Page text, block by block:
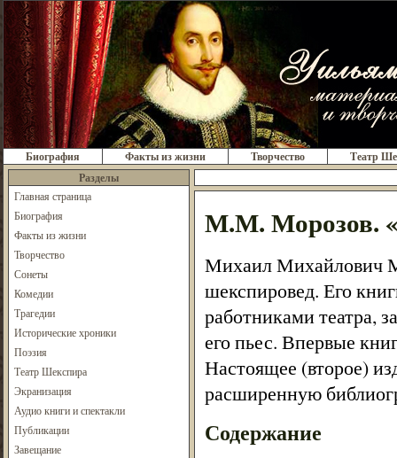
Биография Факты из жизни Творчество
Театр
Разделы
Главная страница
Биография
Факты из жизни
Творчество
Сонеты
Комедии
Трагедии
Исторические хроники
Поэзия
Театр Шекспира
Экранизация
Аудио книги и спектакли
Публикации
Завещание
М.М. Морозов.
Михаил Михайлович
шекспировед. Его
работниками театра,
его пьес. Впервые
Настоящее (второе)
расширенную
Содержание